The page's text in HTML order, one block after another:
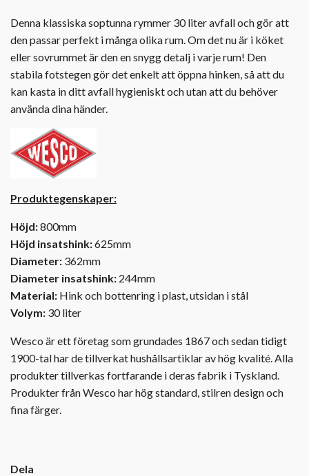
Denna klassiska soptunna rymmer 30 liter avfall och gör att
den passar perfekt i många olika rum. Om det nu är i köket
eller sovrummet är den en snygg detalj i varje rum! Den
stabila fotstegen gör det enkelt att öppna hinken, så att du
kan kasta in ditt avfall hygieniskt och utan att du behöver
använda dina händer.
Produktegenskaper:
Höjd:800mm
Höjd insatshink:625mm
Diameter: 362mm
Diameter insatshink: 244mm
Material: Hink och bottenring i plast, utsidan i stål
Volym: 30 liter
Wesco är ett företag som grundades 1867 och sedan tidigt
1900-tal har de tillverkat hushållsartiklar av hög kvalité. Alla
produkter tillverkas fortfarande i deras fabrik i Tyskland.
Produkter från Wesco har hög standard, stilren design och
fina färger.
Dela